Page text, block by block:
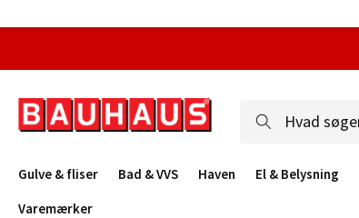
Gulve & fliser Bad & VVS Haven El & Belysning
Varemærker